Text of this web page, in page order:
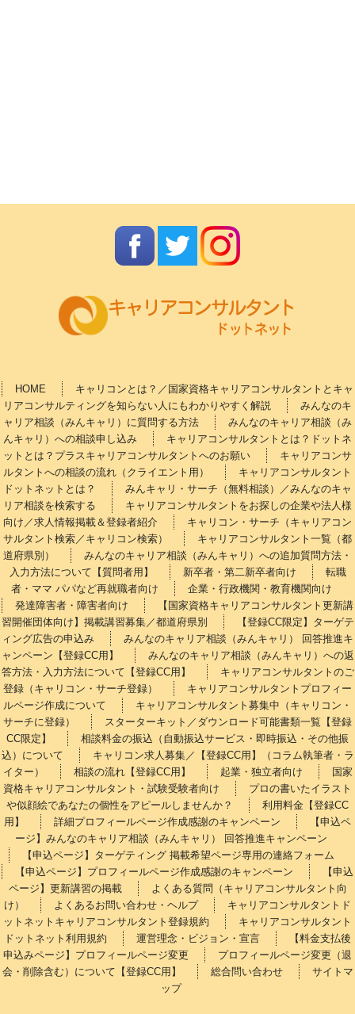
HOME
キャリコンとは？／国家資格キャリアコンサルタントとキャ
リアコンサルティングを知らない人にもわかりやすく解説
みんなのキ
ャリア相談（みんキャリ）に質問する方法
みんなのキャリア相談（み
んキャリ）への相談申し込み
キャリアコンサルタントとは？ドットネ
ットとは？プラスキャリアコンサルタントへのお願い
キャリアコンサ
ルタントへの相談の流れ（クライエント用）
キャリアコンサルタント
ドットネットとは？
みんキャリ・サーチ（無料相談）／みんなのキャ
リア相談を検索する
キャリアコンサルタントをお探しの企業や法人様
向け／求人情報掲載＆登録者紹介
キャリコン・サーチ（キャリアコン
サルタント検索／キャリコン検索）
キャリアコンサルタント一覧（都
道府県別）
みんなのキャリア相談（みんキャリ）への追加質問方法・
入力方法について【質問者用】
新卒者・第二新卒者向け
転職
者・ママ パパなど再就職者向け
企業・行政機関・教育機関向け
発達障害者・障害者向け
【国家資格キャリアコンサルタント更新講
習開催団体向け】掲載講習募集／都道府県別
【登録CC限定】ターゲテ
ィング広告の申込み
みんなのキャリア相談（みんキャリ） 回答推進キ
ャンペーン【登録CC用】
みんなのキャリア相談（みんキャリ）への返
答方法・入力方法について【登録CC用】
キャリアコンサルタントのご
登録（キャリコン・サーチ登録）
キャリアコンサルタントプロフィー
ルページ作成について
キャリアコンサルタント募集中（キャリコン・
サーチに登録）
スターターキット／ダウンロード可能書類一覧【登録
CC限定】
相談料金の振込（自動振込サービス・即時振込・その他振
込）について
キャリコン求人募集／【登録CC用】（コラム執筆者・ラ
イター）
相談の流れ【登録CC用】 起業・独立者向け
国家
資格キャリアコンサルタント・試験受験者向け
プロの書いたイラスト
や似顔絵であなたの個性をアピールしませんか？
利用料金【登録CC
用】
詳細プロフィールページ作成感謝のキャンペーン
【申込ペ
ージ】みんなのキャリア相談（みんキャリ） 回答推進キャンペーン
【申込ページ】ターゲティング 掲載希望ページ専用の連絡フォーム
【申込ページ】プロフィールページ作成感謝のキャンペーン
【申込
ページ】更新講習の掲載
よくある質問（キャリアコンサルタント向
け）
よくあるお問い合わせ・ヘルプ
キャリアコンサルタントド
ットネットキャリアコンサルタント登録規約
キャリアコンサルタント
ドットネット利用規約
運営理念・ビジョン・宣言
【料金支払後
申込みページ】プロフィールページ変更
プロフィールページ変更（退
会・削除含む）について【登録CC用】
総合問い合わせ
サイトマ
ップ